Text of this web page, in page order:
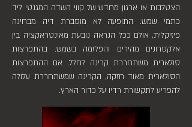
הצטלבות או ארגון מחדש של קווי השדה המגנטי ליד
כתמי שמש. התופעה לא מוסברת דיה מבחינה
פיזיקלית, אולם ככל הנראה נובעת מאינטראקציה בין
אלקטרונים מהירים והפלזמה בשמש. בהתפרצות
סולארית משתחררת קרינה לחלל. אם ההתפרצות
הסולארית מאוד חזקה, הקרינה שמשתחררת עלולה
להפריע לתקשורת רדיו על כדור הארץ.